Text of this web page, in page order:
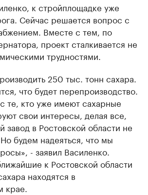
к стройплощадке уже
Сейчас решается вопрос с
Вместе с тем, по
проект сталкивается не
трудностями.
250 тыс. тонн сахара.
что будет перепроизводство.
те, кто уже имеют сахарные
свои интересы, делая все,
завод в Ростовской области не
будем надеяться, что мы
- заявил Василенко.
к Ростовской области
находятся в
крае.